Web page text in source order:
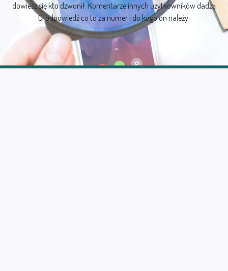
dowiesz się kto dzwonił. Komentarze innych użytkowników dadzą
Ci odpowiedź co to za numer i do kogo on należy.